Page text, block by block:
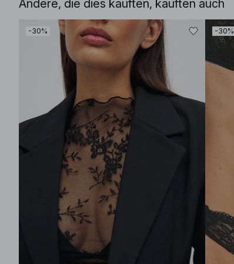
Andere, die dies kauften, kauften auch
-30% -30%